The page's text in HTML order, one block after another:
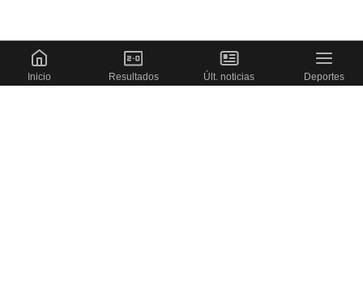
Inicio Resultados Últ. noticias Deportes